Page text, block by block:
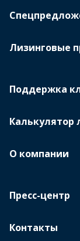
Лизинговые
Поддержка
Калькулятор
О компании
Пресс-центр
Контакты